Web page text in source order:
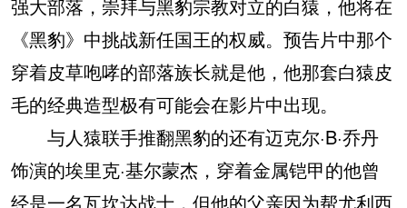
强大部落，崇拜与黑豹宗教对立的白猿，他将在
《黑豹》中挑战新任国王的权威。预告片中那个
穿着皮草咆哮的部落族长就是他，他那套白猿皮
毛的经典造型极有可能会在影片中出现。
与人猿联手推翻黑豹的还有迈克尔·B·乔丹
饰演的埃里克·基尔蒙杰，穿着金属铠甲的他曾
经是一名瓦坎达战士，但他的父亲因为帮尤利西